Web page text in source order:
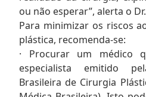
ou não esperar”, alerta o
Para minimizar os riscos
plástica, recomenda-se:
· Procurar um médico
especialista emitido
Brasileira de Cirurgia